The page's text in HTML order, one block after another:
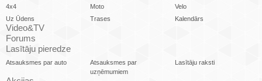
4x4
Moto
Velo
Uz Ūdens
Trases Kalendārs
Video&TV
Forums
Lasītāju pieredze
Atsauksmes par auto
Atsauksmes par
uzņēmumiem
Lasītāju raksti